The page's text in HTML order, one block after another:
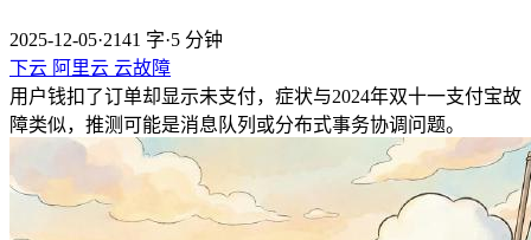
2025-12-05·2141 字·5 分钟
下云 阿里云 云故障
用户钱扣了订单却显示未支付，症状与2024年双十一支付宝故
障类似，推测可能是消息队列或分布式事务协调问题。